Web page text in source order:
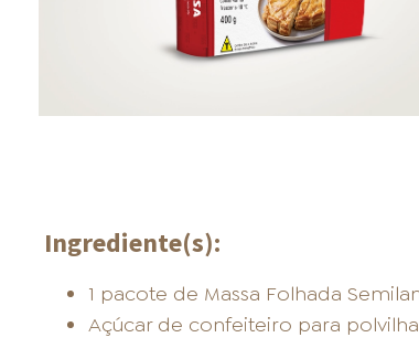
Ingrediente(s):
1 pacote de Massa Folhada
Açúcar de confeiteiro para